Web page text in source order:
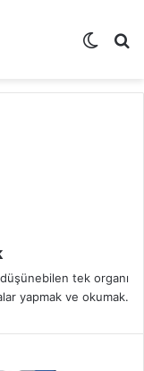
Dış
tek organı
yapmak ve okumak.